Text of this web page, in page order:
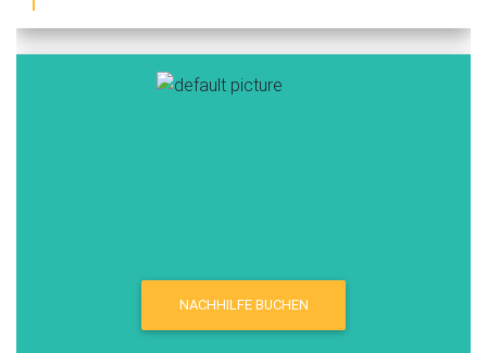
NACHHILFE BUCHEN